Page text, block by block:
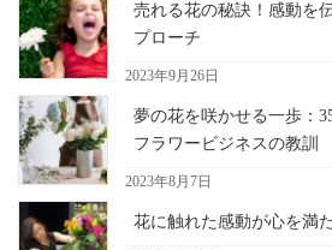
売れる花の秘訣！感動を
プローチ
2023年9月26日
夢の花を咲かせる一歩：
フラワービジネスの教訓
2023年8月7日
花に触れた感動が心を満